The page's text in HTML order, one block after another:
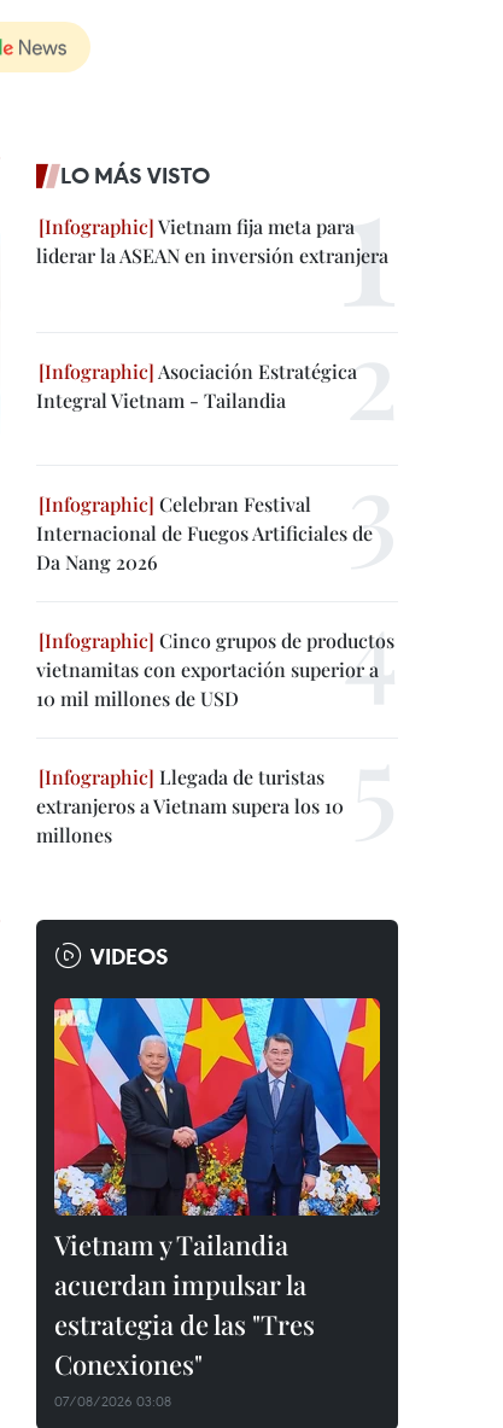
LO MÁS VISTO
Vietnam fija meta para
liderar la ASEAN en inversión extranjera
Asociación Estratégica
Integral Vietnam - Tailandia
Celebran Festival
Internacional de Fuegos Artificiales de
Da Nang 2026
Cinco grupos de productos
vietnamitas con exportación superior a
10 mil millones de USD
Llegada de turistas
extranjeros a Vietnam supera los 10
millones
VIDEOS
Vietnam y Tailandia
acuerdan impulsar la
estrategia de las "Tres
Conexiones"
07/08/2026 03:08